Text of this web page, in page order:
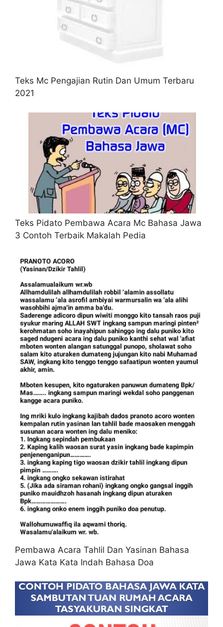
Teks Mc Pengajian Rutin Dan Umum Terbaru
2021
Teks Pidato Pembawa Acara Mc Bahasa Jawa
3 Contoh Terbaik Makalah Pedia
Pembawa Acara Tahlil Dan Yasinan Bahasa
Jawa Kata Kata Indah Bahasa Doa